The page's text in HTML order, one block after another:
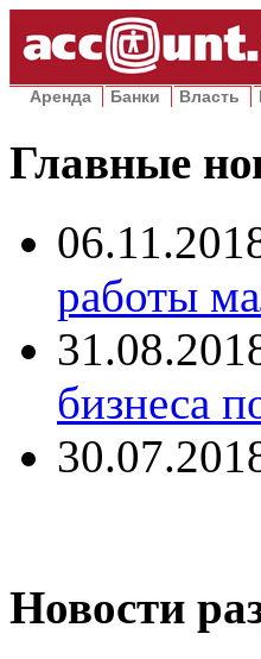
Аренда Банки Власть
Главные
работы
бизнеса
Новости